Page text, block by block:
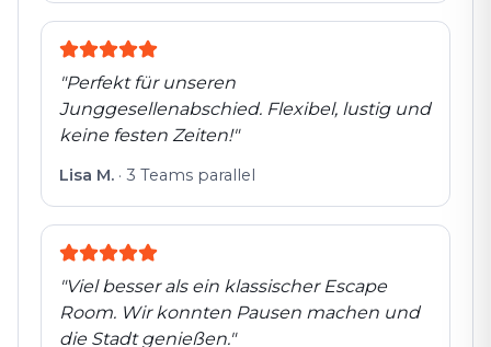
"Perfekt für unseren
Junggesellenabschied. Flexibel, lustig und
keine festen Zeiten!"
Lisa M. · 3 Teams parallel
"Viel besser als ein klassischer Escape
Room. Wir konnten Pausen machen und
die Stadt genießen."